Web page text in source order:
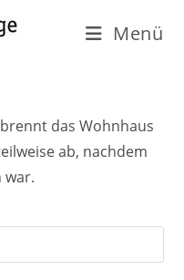
Menü
das Wohnhaus
ab, nachdem
war.